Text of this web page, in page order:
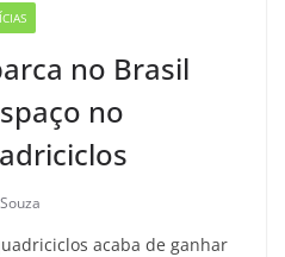
no Brasil
no
acaba de ganhar